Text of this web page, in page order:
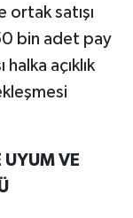
ortak satışı
bin adet pay
açıklık
UYUM VE